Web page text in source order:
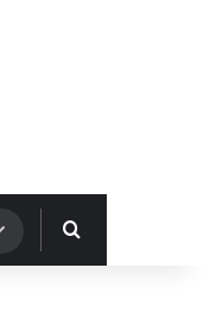
Hledat